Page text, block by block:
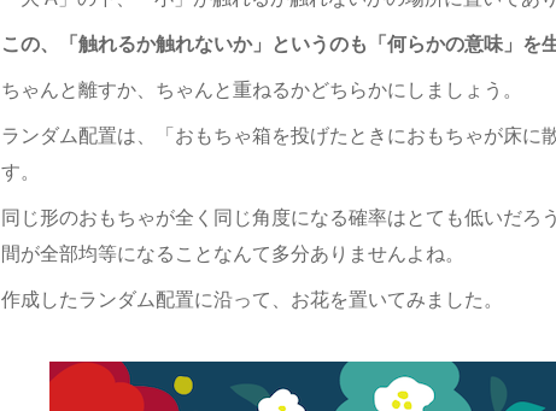
この、「触れるか触れないか」というのも「何らかの意味」を
ちゃんと離すか、ちゃんと重ねるかどちらかにしましょう。
ランダム配置は、「おもちゃ箱を投げたときにおもちゃが床に
す。
同じ形のおもちゃが全く同じ角度になる確率はとても低いだろ
間が全部均等になることなんて多分ありませんよね。
作成したランダム配置に沿って、お花を置いてみました。